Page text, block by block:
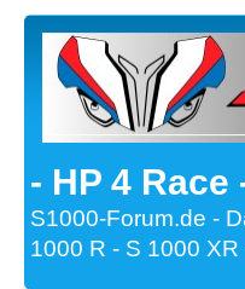
- HP 4 Race
S1000-Forum.de -
1000 R - S 1000